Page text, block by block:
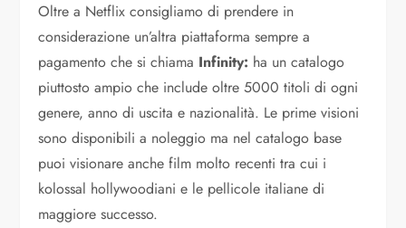
Oltre a Netflix consigliamo di prendere in
considerazione un’altra piattaforma sempre a
pagamento che si chiama Infinity: ha un catalogo
piuttosto ampio che include oltre 5000 titoli di ogni
genere, anno di uscita e nazionalità. Le prime visioni
sono disponibili a noleggio ma nel catalogo base
puoi visionare anche film molto recenti tra cui i
kolossal hollywoodiani e le pellicole italiane di
maggiore successo.